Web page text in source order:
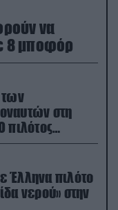
να
8 μποφόρ
των
στη
πιλότος
Έλληνα πιλότο
νερού» στην